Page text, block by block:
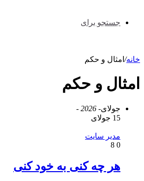
جستجو برای
خانه/ امثال و حکم
امثال و حکم
جولای- 2026 -
15 جولای
مدیر سایت
0
هر چه کنی به خود کنی